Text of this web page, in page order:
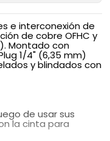
e interconexión de
de cobre OFHC y
Montado con
1/4" (6,35 mm)
y blindados con
de usar sus
la cinta para